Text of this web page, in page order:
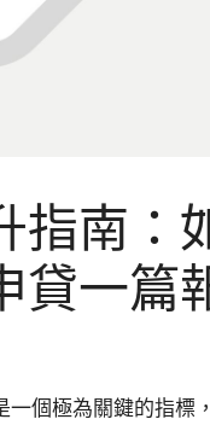
指南：
貸一篇
個極為關鍵的指標